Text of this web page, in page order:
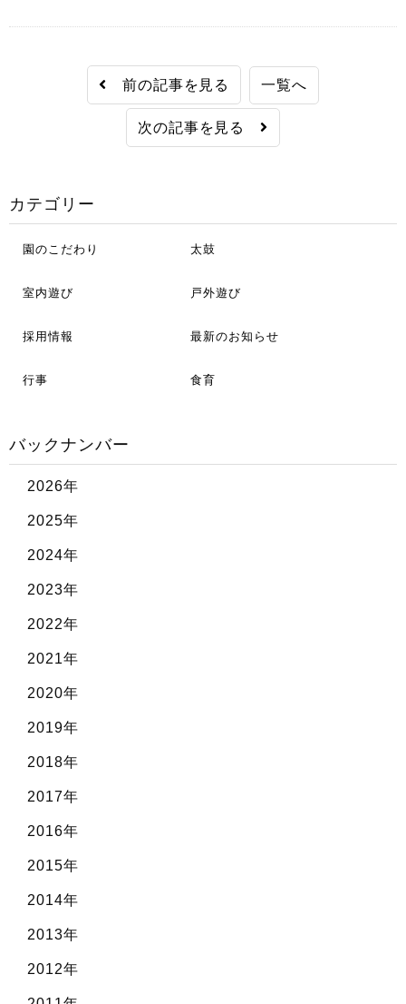
前の記事を見る 一覧へ
次の記事を見る
カテゴリー
園のこだわり 太鼓
室内遊び 戸外遊び
採用情報 最新のお知らせ
行事 食育
バックナンバー
2026年
2025年
2024年
2023年
2022年
2021年
2020年
2019年
2018年
2017年
2016年
2015年
2014年
2013年
2012年